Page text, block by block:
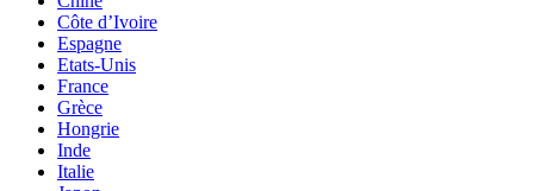
Côte d’Ivoire
Espagne
Etats-Unis
France
Grèce
Hongrie
Inde
Italie